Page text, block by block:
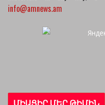
info@amnews.am